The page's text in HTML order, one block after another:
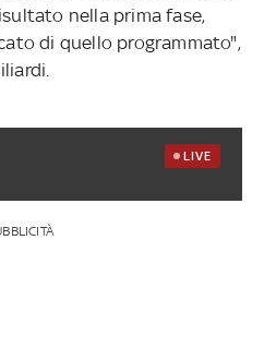
nella prima fase,
di quello programmato",
LIVE